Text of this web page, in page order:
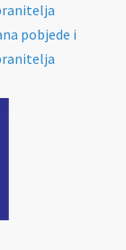
pobjede i